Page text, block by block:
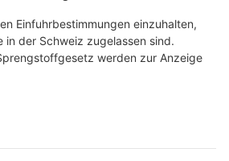
Einfuhrbestimmungen einzuhalten,
in der Schweiz zugelassen sind.
werden zur Anzeige